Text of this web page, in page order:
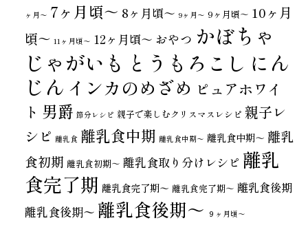
ヶ月〜 7ヶ月頃～ 8ヶ月頃～ 9ヶ月〜 9ヶ月頃～ 10ヶ月
頃～ 11ヶ月頃～ 12ヶ月頃～ おやつ かぼちゃ
じゃがいも とうもろこし にん
じん インカのめざめ ピュアホワイ
ト 男爵 節分レシピ 親子で楽しむクリスマスレシピ 親子レ
シピ 離乳食 離乳食中期 離乳食中期〜 離乳食中期～ 離乳
食初期 離乳食初期～ 離乳食取り分けレシピ 離乳
食完了期 離乳食完了期〜 離乳食完了期～ 離乳食後期
離乳食後期〜 離乳食後期～ ９ヶ月頃～